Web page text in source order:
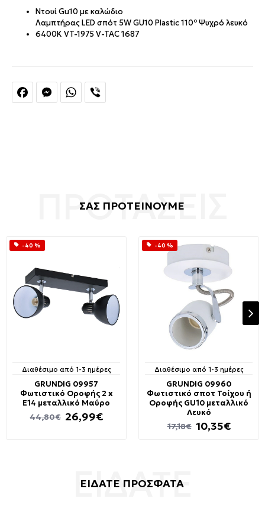
FacebookMessengerWhatsApp
Ντουί Gu10 με καλώδιο
Λαμπτήρας LED σπότ 5W GU10 Plastic 110º Ψυχρό λευκό
6400Κ VT-1975 V-TAC 1687
ΣΑΣ ΠΡΟΤΕΙΝΟΥΜΕ
-40 %
Διαθέσιμο από 1-3 ημέρες
GRUNDIG 09957
Φωτιστικό Οροφής 2 x
E14 μεταλλικό Μαύρο
26,99€
44,80€
-40 %
Διαθέσιμο από 1-3 ημέρες
GRUNDIG 09960
Φωτιστικό σποτ Τοίχου ή
Οροφής GU10 μεταλλικό
Λευκό
10,35€
17,18€
ΕΙΔΑΤΕ ΠΡΟΣΦΑΤΑ